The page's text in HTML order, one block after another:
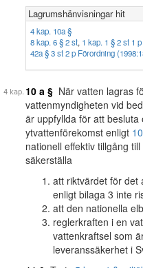
Lagrumshänvisningar hit
4 kap. 10a §
8 kap. 6 § 2 st, 1 kap. 1 § 2 st 1 p
42a § 3 st 2 p Förordning
10 a § När vatten lagras
vattenmyndigheten vid
är uppfyllda för att
ytvattenförekomst enligt
nationell effektiv tillgång
säkerställa
att riktvärdet för det
enligt bilaga 3 inte
att den nationella
reglerkraften i en
vattenkraftsel som
leveranssäkerhet i